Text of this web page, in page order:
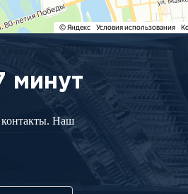
минут
контакты. Наш